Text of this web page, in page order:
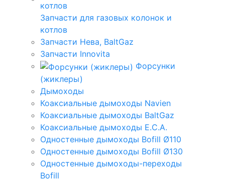
Запчасти для газовых колонок и
котлов
Запчасти Нева, BaltGaz
Запчасти Innovita
Форсунки
(жиклеры)
Дымоходы
Коаксиальные дымоходы Navien
Коаксиальные дымоходы BaltGaz
Коаксиальные дымоходы E.C.A.
Одностенные дымоходы Bofill Ø110
Одностенные дымоходы Bofill Ø130
Одностенные дымоходы-переходы
Bofill